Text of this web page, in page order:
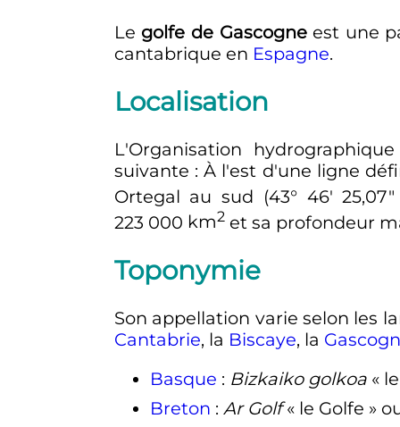
Le golfe de Gascogneest une
cantabrique en Espagne.
Localisation
L'Organisation
suivante : À l'est d'une ligne
Ortegal au sud (43° 46′ 25,07″
223 000 km2et sa profondeur
Toponymie
Son appellation varie selon les
Cantabrie, la Biscaye, la
Basque : Bizkaiko golkoa«
Breton : Ar Golf« le Golfe »